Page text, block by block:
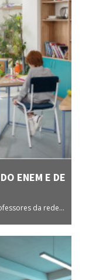
ENEM E DE
da rede...